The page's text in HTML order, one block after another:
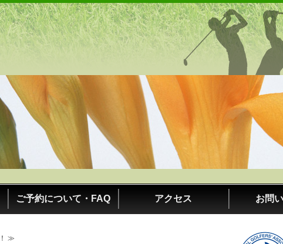
日本プロゴルフ協会公認・吉田ゴルフスクール｜愛知県春日井市
ご予約について・FAQ アクセス お問
≫